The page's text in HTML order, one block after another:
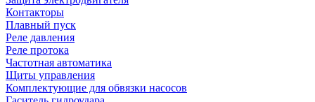
Контакторы
Плавный пуск
Реле давления
Реле протока
Частотная автоматика
Щиты управления
Комплектующие для обвязки насосов